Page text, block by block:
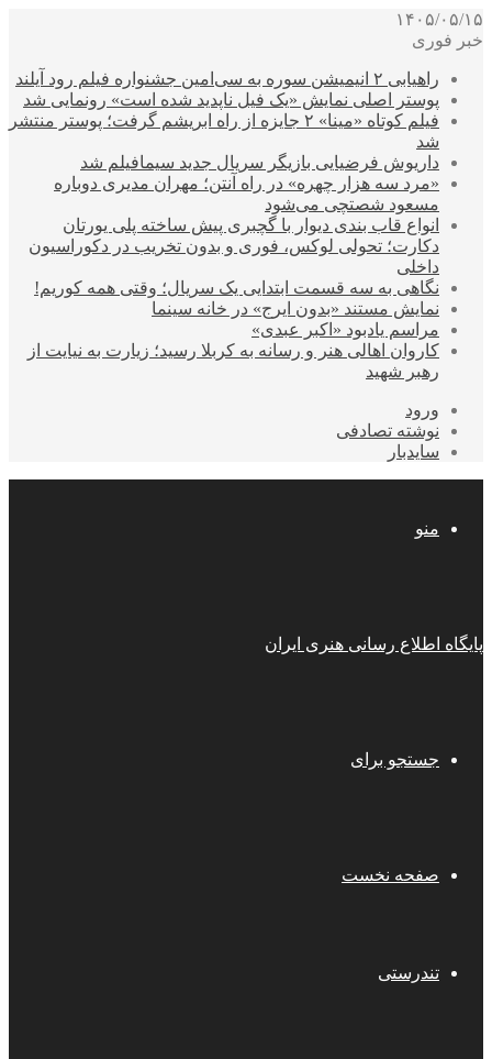
۱۴۰۵/۰۵/۱۵
خبر فوری
راهیابی ۲ انیمیشن سوره به سی‌امین جشنواره فیلم رود آیلند
پوستر اصلی نمایش «یک فیل ناپدید شده است» رونمایی شد
فیلم کوتاه «مینا» ۲ جایزه از راه ابریشم گرفت؛ پوستر منتشر
شد
داریوش فرضیایی بازیگر سریال جدید سیمافیلم شد
«مرد سه هزار چهره» در راه آنتن؛ مهران مدیری دوباره
مسعود شصتچی می‌شود
انواع قاب بندی دیوار با گچبری پیش ساخته پلی یورتان
دکارت؛ تحولی لوکس، فوری و بدون تخریب در دکوراسیون
داخلی
نگاهی به سه قسمت ابتدایی یک سریال؛ وقتی همه کوریم!
نمایش مستند «بدون ایرج» در خانه سینما
مراسم یادبود «اکبر عبدی»
کاروان اهالی هنر و رسانه به کربلا رسید؛ زیارت به نیایت از
رهبر شهید
ورود
نوشته تصادفی
سایدبار
منو
پایگاه اطلاع رسانی هنری ایران
جستجو برای
صفحه نخست
تندرستی